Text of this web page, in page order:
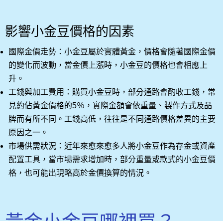
影響小金豆價格的因素
國際金價走勢：小金豆屬於實體黃金，價格會隨著國際金價
的變化而波動，當金價上漲時，小金豆的價格也會相應上
升。
工錢與加工費用：購買小金豆時，部分通路會酌收工錢，常
見約佔黃金價格的5％，實際金額會依重量、製作方式及品
牌而有所不同。工錢高低，往往是不同通路價格差異的主要
原因之一。
市場供需狀況：近年來愈來愈多人將小金豆作為存金或資產
配置工具，當市場需求增加時，部分重量或款式的小金豆價
格，也可能出現略高於金價換算的情況。